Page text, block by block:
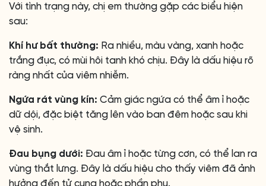
Với tình trạng này, chị em thường gặp các biểu hiện
sau:
Khí hư bất thường: Ra nhiều, màu vàng, xanh hoặc
trắng đục, có mùi hôi tanh khó chịu. Đây là dấu hiệu rõ
ràng nhất của viêm nhiễm.
Ngứa rát vùng kín: Cảm giác ngứa có thể âm ỉ hoặc
dữ dội, đặc biệt tăng lên vào ban đêm hoặc sau khi
vệ sinh.
Đau bụng dưới: Đau âm ỉ hoặc từng cơn, có thể lan ra
vùng thắt lưng. Đây là dấu hiệu cho thấy viêm đã ảnh
hưởng đến tử cung hoặc phần phụ.